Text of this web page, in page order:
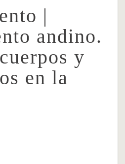
|
andino.
y
en la